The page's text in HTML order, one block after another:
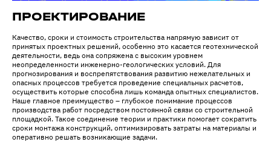
ПРОЕКТИРОВАНИЕ
Качество, сроки и стоимость строительства напрямую зависит от
принятых проектных решений, особенно это касается геотехнической
деятельности, ведь она сопряжена с высоким уровнем
неопределенности инженерно-геологических условий. Для
прогнозирования и воспрепятствования развитию нежелательных и
опасных процессов требуется проведение специальных расчетов,
осуществить которые способна лишь команда опытных специалистов.
Наше главное преимущество – глубокое понимание процессов
производства работ посредством постоянной связи со строительной
площадкой. Такое соединение теории и практики помогает сократить
сроки монтажа конструкций, оптимизировать затраты на материалы и
оперативно решать возникающие задачи.